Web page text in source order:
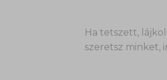
Ha tetszett,
szeretsz minket,